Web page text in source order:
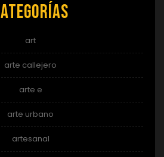
art
arte callejero
arte e
arte urbano
artesanal